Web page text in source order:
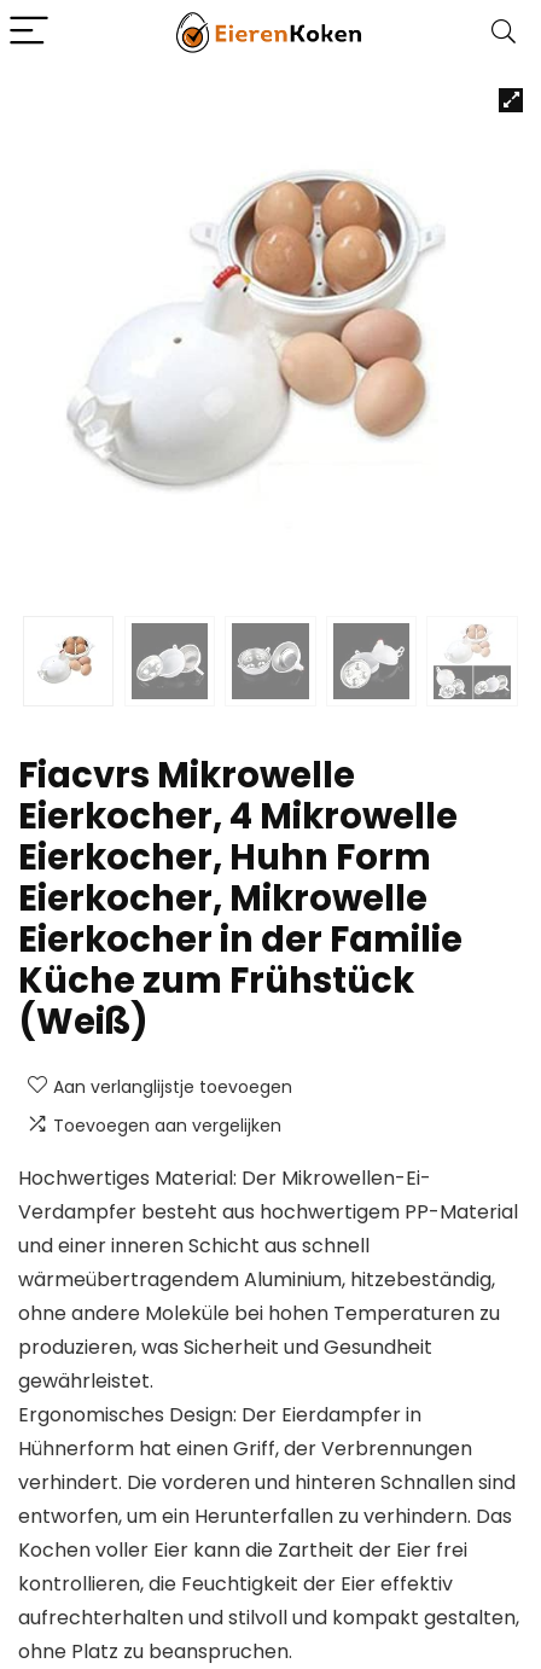
Fiacvrs Mikrowelle
Eierkocher, 4 Mikrowelle
Eierkocher, Huhn Form
Eierkocher, Mikrowelle
Eierkocher in der Familie
Küche zum Frühstück
(Weiß)
Aan verlanglijstje toevoegen
Toevoegen aan vergelijken
Hochwertiges Material: Der Mikrowellen-Ei-
Verdampfer besteht aus hochwertigem PP-Material
und einer inneren Schicht aus schnell
wärmeübertragendem Aluminium, hitzebeständig,
ohne andere Moleküle bei hohen Temperaturen zu
produzieren, was Sicherheit und Gesundheit
gewährleistet.
Ergonomisches Design: Der Eierdampfer in
Hühnerform hat einen Griff, der Verbrennungen
verhindert. Die vorderen und hinteren Schnallen sind
entworfen, um ein Herunterfallen zu verhindern. Das
Kochen voller Eier kann die Zartheit der Eier frei
kontrollieren, die Feuchtigkeit der Eier effektiv
aufrechterhalten und stilvoll und kompakt gestalten,
ohne Platz zu beanspruchen.